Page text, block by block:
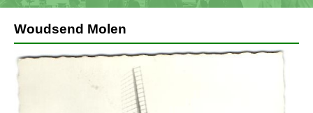
Woudsend Molen